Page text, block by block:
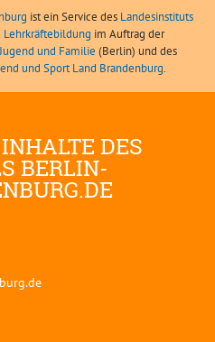
ist ein Service des Landesinstituts
Lehrkräftebildung im Auftrag der
und Familie (Berlin) und des
und Sport Land Brandenburg.
DES
BERLIN-